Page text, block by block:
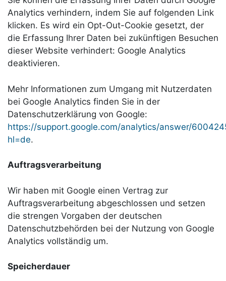
Analytics verhindern, indem Sie auf folgenden Link
klicken. Es wird ein Opt-Out-Cookie gesetzt, der
die Erfassung Ihrer Daten bei zukünftigen Besuchen
dieser Website verhindert: Google Analytics
deaktivieren.
Mehr Informationen zum Umgang mit Nutzerdaten
bei Google Analytics finden Sie in der
Datenschutzerklärung von Google:
https://support.google.com/analytics/answer/
hl=de.
Auftragsverarbeitung
Wir haben mit Google einen Vertrag zur
Auftragsverarbeitung abgeschlossen und setzen
die strengen Vorgaben der deutschen
Datenschutzbehörden bei der Nutzung von Google
Analytics vollständig um.
Speicherdauer